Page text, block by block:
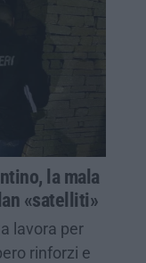
la mala
«satelliti»
lavora per
rinforzi e